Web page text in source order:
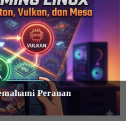
Peranan